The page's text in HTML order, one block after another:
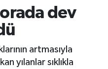
dev
artmasıyla
yılanlar sıklıkla
ve Fikstür